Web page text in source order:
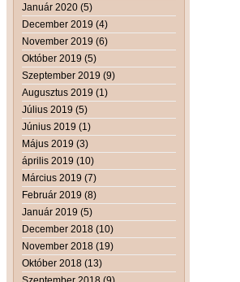
Január 2020 (5)
December 2019 (4)
November 2019 (6)
Október 2019 (5)
Szeptember 2019 (9)
Augusztus 2019 (1)
Július 2019 (5)
Június 2019 (1)
Május 2019 (3)
április 2019 (10)
Március 2019 (7)
Február 2019 (8)
Január 2019 (5)
December 2018 (10)
November 2018 (19)
Október 2018 (13)